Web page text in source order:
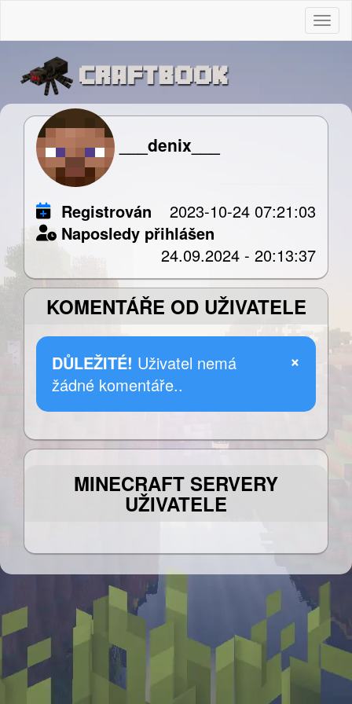
___denix___
Registrován
2023-10-24 07:21:03
Naposledy přihlášen
24.09.2024 - 20:13:37
KOMENTÁŘE OD UŽIVATELE
×
DŮLEŽITÉ! Uživatel nemá
žádné komentáře..
MINECRAFT SERVERY
UŽIVATELE